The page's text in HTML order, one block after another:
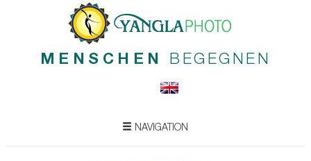
MENSCHEN BEGEGNEN
NAVIGATION